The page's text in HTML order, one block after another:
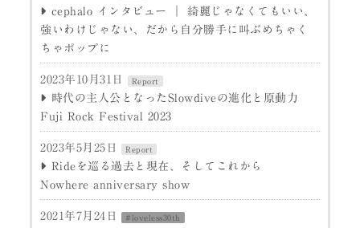
cephalo インタビュー ｜ 綺麗じゃなくてもいい、
強いわけじゃない、だから自分勝手に叫ぶめちゃく
ちゃポップに
2023年10月31日 Report
時代の主人公となったSlowdiveの進化と原動力
Fuji Rock Festival 2023
2023年5月25日 Report
Rideを巡る過去と現在、そしてこれから
Nowhere anniversary show
2021年7月24日 #loveless30th